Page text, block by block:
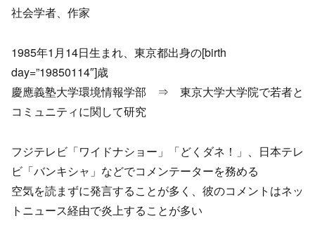
社会学者、作家
1985年1月14日生まれ、東京都出身の[birth
day=”19850114″]歳
慶應義塾大学環境情報学部 ⇒ 東京大学大学院で若者と
コミュニティに関して研究
フジテレビ「ワイドナショー」「どくダネ！」、日本テレ
ビ「バンキシャ」などでコメンテーターを務める
空気を読まずに発言することが多く、彼のコメントはネッ
トニュース経由で炎上することが多い